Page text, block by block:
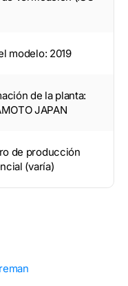
modelo: 2019
de la planta:
JAPAN
de producción
(varía)